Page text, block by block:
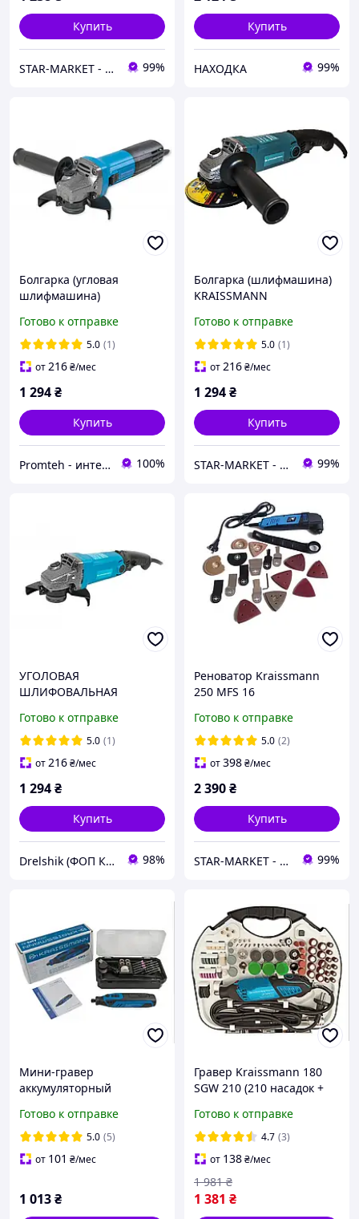
Купить
STAR-MARKET - аксессуары, товары для дома, сада, отдыха и туризма 99%
Купить
НАХОДКА 99%
Болгарка (угловая
шлифмашина)
125EC (плавный пуск,
регул. оборотов, конст.
электр.)
Готово к отправке
5.0 (1)
от216₴/мес
1 294₴
Купить
Promteh - интернет-магазин 100%
Болгарка (шлифмашина)
KRAISSMANN
Готово к отправке
5.0 (1)
от216₴/мес
1 294₴
Купить
STAR-MARKET - аксессуары, товары для дома, сада, отдыха и туризма 99%
УГОЛОВАЯ
ШЛИФОВАЛЬНАЯ
KRAISSMANN 1050 KWS
125Е
Готово к отправке
5.0 (1)
от216₴/мес
1 294₴
Купить
Drelshik (ФОП Ковалев Евгений ) 98%
Реноватор Kraissmann
250 MFS 16
Готово к отправке
5.0 (2)
от398₴/мес
2 390₴
Купить
STAR-MARKET - аксессуары, товары для дома, сада, отдыха и туризма 99%
Мини-гравер
аккумуляторный
(42 насадок)
Готово к отправке
5.0 (5)
от 101 ₴/мес
1 013₴
Гравер Kraissmann 180
SGW 210 (210 насадок +
Готово к отправке
4.7 (3)
от 138₴/мес
1 381 ₴
1 981 ₴